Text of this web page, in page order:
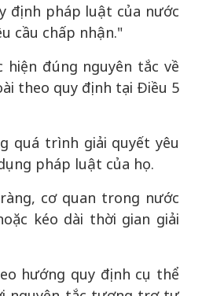
định pháp luật của nước
cầu chấp nhận."
đúng nguyên tắc về
theo quy định tại Điều 5
quá trình giải quyết yêu
pháp luật của họ.
cơ quan trong nước
kéo dài thời gian giải
hướng quy định cụ thể